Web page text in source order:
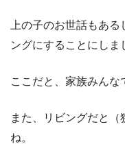
上の子のお世話もあ
ングにすることにしま
ここだと、家族みんな
また、リビングだと
ね。